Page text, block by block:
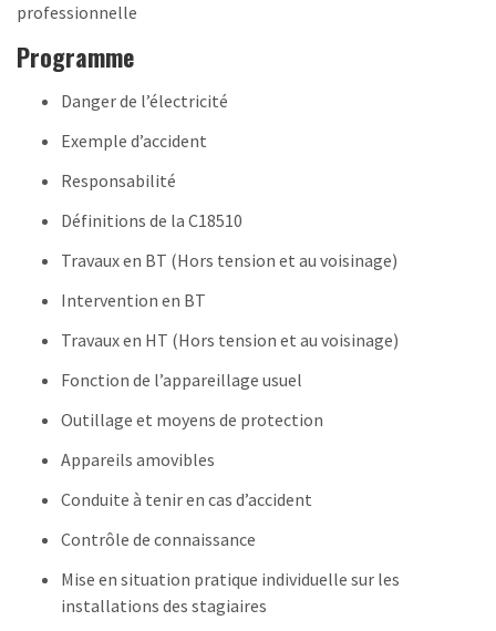
professionnelle
Programme
Danger de l’électricité
Exemple d’accident
Responsabilité
Définitions de la C18510
Travaux en BT (Hors tension et au voisinage)
Intervention en BT
Travaux en HT (Hors tension et au voisinage)
Fonction de l’appareillage usuel
Outillage et moyens de protection
Appareils amovibles
Conduite à tenir en cas d’accident
Contrôle de connaissance
Mise en situation pratique individuelle sur les
installations des stagiaires